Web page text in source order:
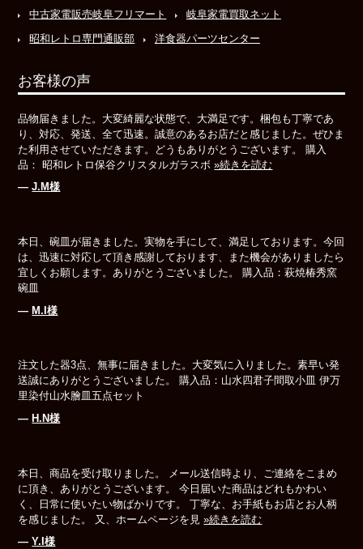
中古家電販売岐阜フリマート
岐阜家電買取ネット
昭和レトロ専門通販部
洋食器パーツセンター
お客様の声
品物届きました。大変綺麗な状態で、大満足です。梱包も丁寧であ
り、対応、発送、全て迅速。誠意のあるお店だと感じました。ぜひま
た利用させていただきます。どうもありがとうございます。 購入
品： 昭和レトロ保谷クリスタルガラスボ»続きを読む
―J.M様
本日、碗皿が届きました。実物を手にして、満足しております。今回
は、迅速に対応して頂き感謝しております、また機会がありましたら
宜しくお願します。ありがとうございました。 購入品：萩焼椿秀窯
碗皿
― M.I様
注文した器3点、無事に届きました。大変気に入りました。素早い発
送誠にありがとうございました。 購入品：山水四君子間取小皿 伊万
里染付山水膾皿五点セット
― H.N様
本日、商品を受け取りました。 メール送信時より、ご連絡をこまめ
に頂き、ありがとうございます。 今日届いた商品はどれもかわい
く、日常に使いたい物ばかりです。 丁寧な、お手紙もお店とお人柄
を感じました。 又、ホームページを見»続きを読む
―Y.I様